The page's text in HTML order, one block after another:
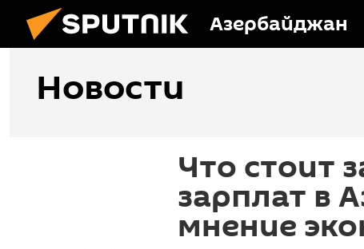
Азербайджан
Новости
Что стоит
зарплат в
мнение